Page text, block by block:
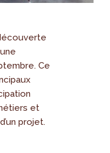
Ce
et
projet.